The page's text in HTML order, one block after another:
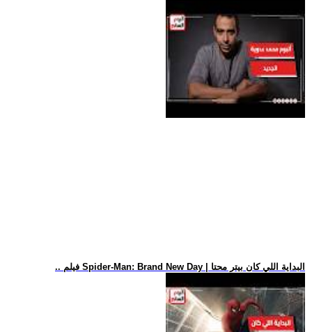
.. فيلم Spider-Man: Brand New Day | البداية اللي كان بيتر محتا